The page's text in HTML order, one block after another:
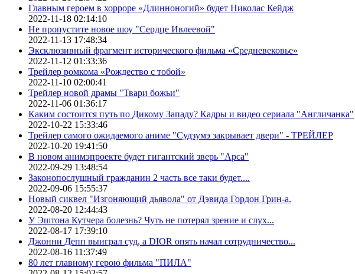
Главным героем в хорроре «Длинноногий» будет Николас Кейдж
2022-11-18 02:14:10
Не пропустите новое шоу "Сердце Ивлеевой"
2022-11-13 17:48:34
Эксклюзивный фрагмент исторического фильма «Средневековье»
2022-11-12 01:33:36
Трейлер ромкома «Рождество с тобой»
2022-11-10 02:00:41
Трейлер новой драмы "Твари божьи"
2022-11-06 01:36:17
Каким состоится путь по Дикому Западу? Кадры и видео сериала "Англичанка"
2022-10-22 15:33:46
Трейлер самого ожидаемого аниме "Судзумэ закрывает двери" - ТРЕЙЛЕР
2022-10-20 19:41:50
В новом анимэпроекте будет гигантский зверь "Арса"
2022-09-29 13:48:54
Законопослушный гражданин 2 часть все таки будет....
2022-09-06 15:55:37
Новый сиквел "Изгоняющий дьявола" от Дэвида Гордон Грин-а.
2022-08-20 12:44:43
У Эштона Кутчера болезнь? Чуть не потерял зрение и слух...
2022-08-17 17:39:10
Джонни Депп выиграл суд, а DIOR опять начал сотрудничество...
2022-08-16 11:37:49
80 лет главному герою фильма "ПИЛА"